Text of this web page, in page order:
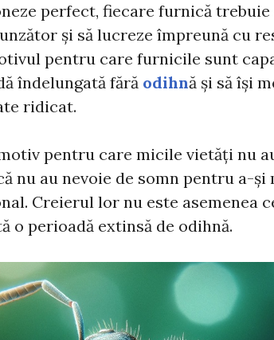
perfect, fiecare furnică
și să lucreze împreună cu
pentru care furnicile sunt
îndelungată fără odihnă și să își
ridicat.
pentru care micile vietăți nu
nu au nevoie de somn pentru a-
Creierul lor nu este asemenea
o perioadă extinsă de odihnă.